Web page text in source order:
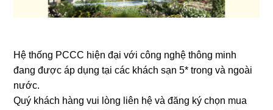
Hệ thống PCCC hiện đại với công nghệ thông minh
đang được áp dụng tại các khách sạn 5* trong và ngoài
nước.
Quý khách hàng vui lòng liên hệ và đăng ký chọn mua